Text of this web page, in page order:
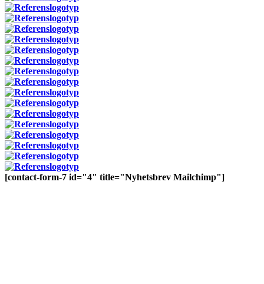
[contact-form-7 id="4" title="Nyhetsbrev Mailchimp"]